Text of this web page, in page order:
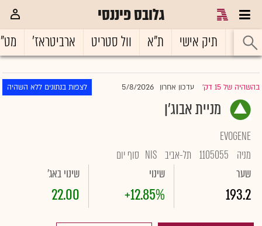
גלובס פיננסי
ראשי תיק אישי ת"א וול סטריט ארביטראז'
בהשהיה של 15 דק' |עדכון אחרון 5/8/2026 לצפות בנתונים ללא השהיה
מניית אבוג'ן
EVOGENE
מניה
1105055 תל-אביב NIS סוף יום
שער
193.2
שינוי
+12.85%
שינוי באג'
22.00